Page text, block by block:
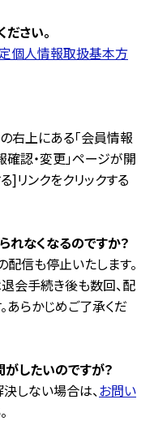
さい。
個人情報取扱基本方
右上にある「会員情報
確認・変更」ページが開
]リンクをクリックする
れなくなるのですか？
配信も停止いたします。
退会手続き後も数回、配
あらかじめご了承くだ
がしたいのですが？
しない場合は、お問い